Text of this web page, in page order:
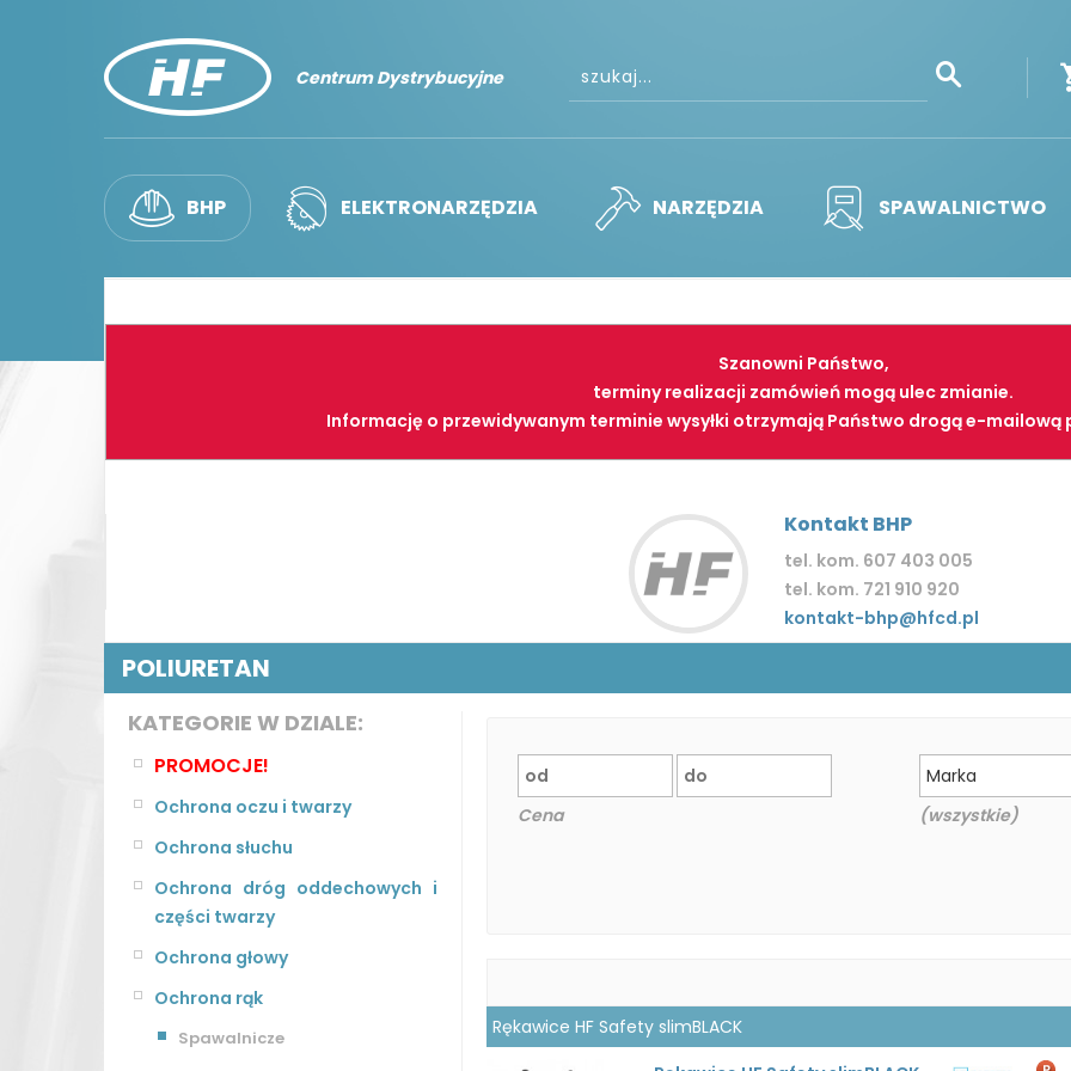
Centrum Dystrybucyjne
BHP ELEKTRONARZĘDZIA NARZĘDZIA SPAWALNICTWO
Szanowni Państwo,
terminy realizacji zamówień mogą ulec zmianie.
Informację o przewidywanym terminie wysyłki otrzymają Państwo drogą e-mailową
Kontakt BHP
tel. kom. 607 403 005
tel. kom. 721 910 920
kontakt-bhp@hfcd.pl
POLIURETAN
KATEGORIE W DZIALE:
PROMOCJE!
Ochrona oczu i twarzy
Ochrona słuchu
Ochrona dróg oddechowych i
części twarzy
Ochrona głowy
Ochrona rąk
Spawalnicze
Cena
Marka
(wszystkie)
Rękawice HF Safety slimBLACK